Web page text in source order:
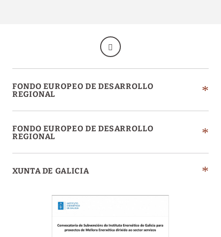
FONDO EUROPEO DE DESARROLLO
REGIONAL
FONDO EUROPEO DE DESARROLLO
REGIONAL
XUNTA DE GALICIA